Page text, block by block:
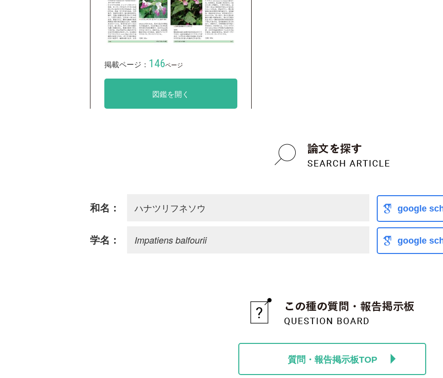
掲載ページ： 146ページ
図鑑を開く
和名： ハナツリフネソウ google
学名： Impatiens balfourii google
質問・報告掲示板TOP